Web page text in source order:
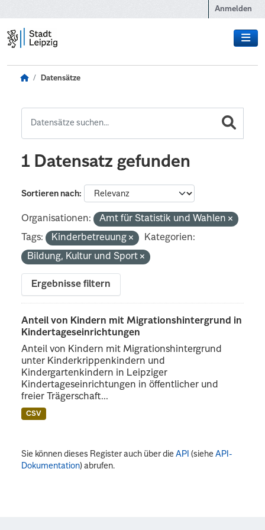
Anmelden
Datensätze
1 Datensatz gefunden
Sortieren nach
Organisationen:
Amt für Statistik und Wahlen
Tags:
Kinderbetreuung
Kategorien:
Bildung, Kultur und Sport
Ergebnisse filtern
Anteil von Kindern mit Migrationshintergrund in
Kindertageseinrichtungen
Anteil von Kindern mit Migrationshintergrund
unter Kinderkrippenkindern und
Kindergartenkindern in Leipziger
Kindertageseinrichtungen in öffentlicher und
freier Trägerschaft...
CSV
Sie können dieses Register auch über dieAPI (sieheAPI-
Dokumentation) abrufen.